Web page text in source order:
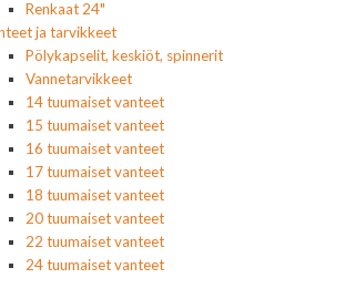
Renkaat 24"
ja tarvikkeet
Pölykapselit, keskiöt, spinnerit
Vannetarvikkeet
14 tuumaiset vanteet
15 tuumaiset vanteet
16 tuumaiset vanteet
17 tuumaiset vanteet
18 tuumaiset vanteet
20 tuumaiset vanteet
22 tuumaiset vanteet
24 tuumaiset vanteet